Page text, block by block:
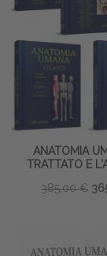
ANATOMIA
TRATTATO E
385,00 €